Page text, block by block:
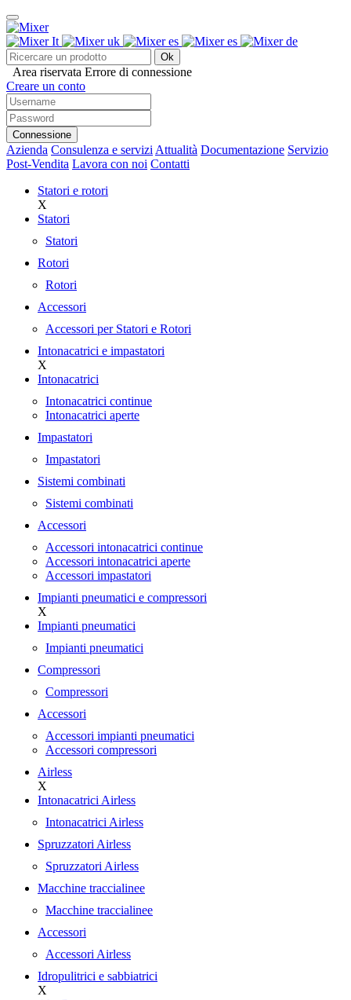
Ok
Area riservata Errore di connessione
Creare un conto
Connessione
Azienda Consulenza e servizi Attualità Documentazione Servizio
Post-Vendita Lavora con noi Contatti
Statori e rotori
X
Statori
Statori
Rotori
Rotori
Accessori
Accessori per Statori e Rotori
Intonacatrici e impastatori
X
Intonacatrici
Intonacatrici continue
Intonacatrici aperte
Impastatori
Impastatori
Sistemi combinati
Sistemi combinati
Accessori
Accessori intonacatrici continue
Accessori intonacatrici aperte
Accessori impastatori
Impianti pneumatici e compressori
X
Impianti pneumatici
Impianti pneumatici
Compressori
Compressori
Accessori
Accessori impianti pneumatici
Accessori compressori
Airless
X
Intonacatrici Airless
Intonacatrici Airless
Spruzzatori Airless
Spruzzatori Airless
Macchine traccialinee
Macchine traccialinee
Accessori
Accessori Airless
Idropulitrici e sabbiatrici
X